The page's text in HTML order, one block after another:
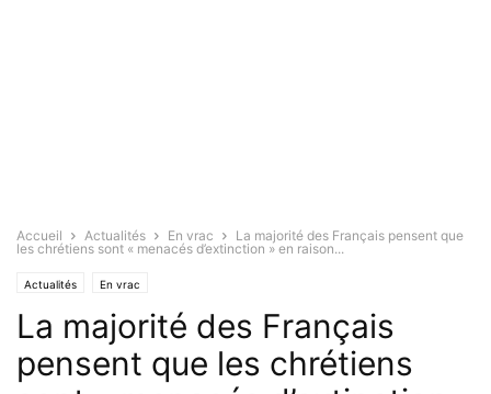
Accueil Actualités En vrac
La majorité des Français pensent que
les chrétiens sont « menacés d’extinction » en raison...
Actualités En vrac
La majorité des Français
pensent que les chrétiens